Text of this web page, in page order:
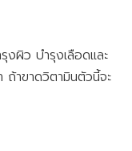
งผิว บำรุงเลือดและ
าขาดวิตามินตัวนี้จะ